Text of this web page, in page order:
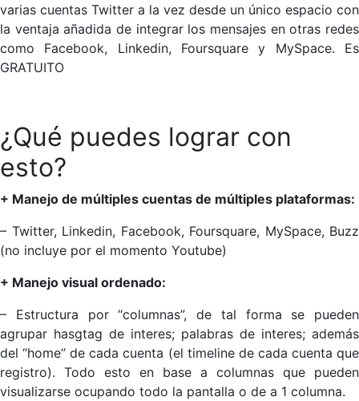
varias cuentas Twitter a la vez desde un único espacio con
la ventaja añadida de integrar los mensajes en otras redes
como Facebook, Linkedin, Foursquare y MySpace. Es
GRATUITO
¿Qué puedes lograr con
esto?
+ Manejo de múltiples cuentas de múltiples plataformas:
– Twitter, Linkedin, Facebook, Foursquare, MySpace, Buzz
(no incluye por el momento Youtube)
+ Manejo visual ordenado:
– Estructura por “columnas”, de tal forma se pueden
agrupar hasgtag de interes; palabras de interes; además
del “home” de cada cuenta (el timeline de cada cuenta que
registro). Todo esto en base a columnas que pueden
visualizarse ocupando todo la pantalla o de a 1 columna.